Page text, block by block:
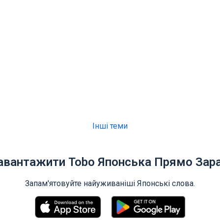
Інші теми
Tobo Японська Прямо
Запам'ятовуйте найуживаніші Японські слова.